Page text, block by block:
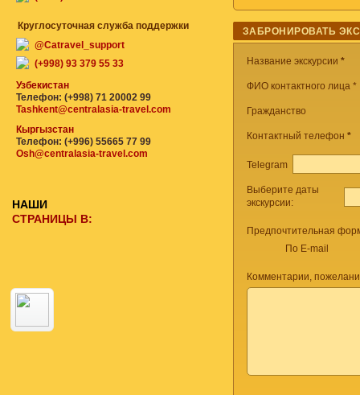
ЗАБРОНИРОВАТЬ
Название экскурсии *
ФИО контактного лица *
Гражданство
Контактный телефон *
Telegram
Выберите даты
экскурсии:
Предпочтительная
По E-mail
Комментарии,
Круглосуточная служба поддержки
@Catravel_support
(+998) 93 379 55 33
Узбекистан
Телефон: (+998) 71 20002 99
Tashkent@centralasia-travel.com
Кыргызстан
Телефон: (+996) 55665 77 99
Osh@centralasia-travel.com
НАШИ
СТРАНИЦЫ В: